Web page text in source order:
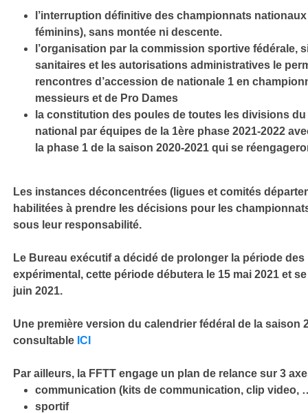
l’interruption définitive des championnats
féminins), sans montée ni descente.
l’organisation par la commission sportive fédérale,
sanitaires et les autorisations administratives le
rencontres d’accession de nationale 1 en
messieurs et de Pro Dames
la constitution des poules de toutes les divisions
national par équipes de la 1ère phase 2021-2022
la phase 1 de la saison 2020-2021 qui se
Les instances déconcentrées (ligues et comités
habilitées à prendre les décisions pour les
sous leur responsabilité.
Le Bureau exécutif a décidé de prolonger la période
expérimental, cette période débutera le 15 mai 2021 et
juin 2021.
Une première version du calendrier fédéral de la saison
consultable ICI
Par ailleurs, la FFTT engage un plan de relance sur 3
communication (kits de communication, clip video,
sportif